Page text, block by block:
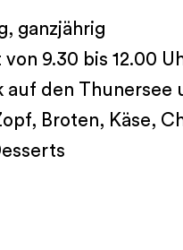
ganzjährig
9.30 bis 12.00
auf den Thunersee
Broten, Käse,